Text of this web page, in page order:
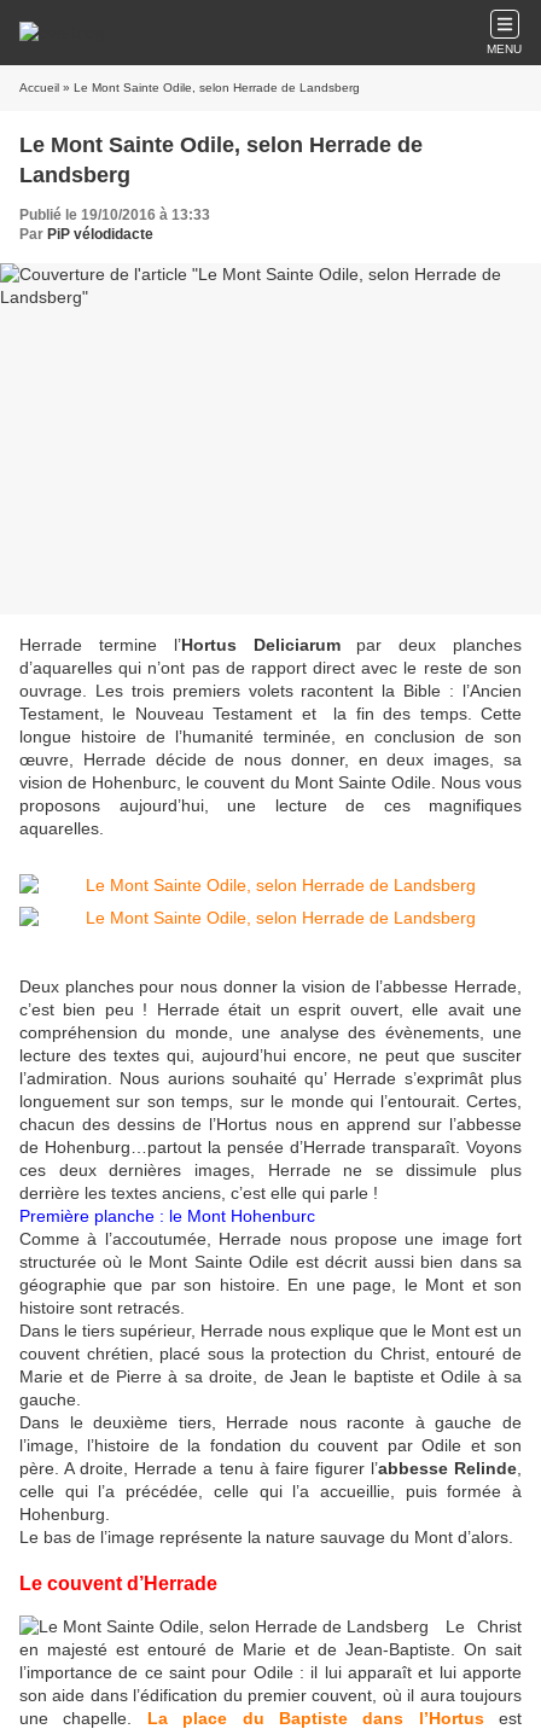
MENU
Accueil » Le Mont Sainte Odile, selon Herrade de Landsberg
Le Mont Sainte Odile, selon Herrade de
Landsberg
Publié le 19/10/2016 à 13:33
Par PiP vélodidacte
Herrade termine l’Hortus Deliciarumpar deux planches
d’aquarelles qui n’ont pas de rapport direct avec le reste de son
ouvrage. Les trois premiers volets racontent la Bible : l’Ancien
Testament, le Nouveau Testament et la fin des temps. Cette
longue histoire de l’humanité terminée, en conclusion de son
œuvre, Herrade décide de nous donner, en deux images, sa
vision de Hohenburc, le couvent du Mont Sainte Odile. Nous vous
proposons aujourd’hui, une lecture de ces magnifiques
aquarelles.
Deux planches pour nous donner la vision de l’abbesse Herrade,
c’est bien peu ! Herrade était un esprit ouvert, elle avait une
compréhension du monde, une analyse des évènements, une
lecture des textes qui, aujourd’hui encore, ne peut que susciter
l’admiration. Nous aurions souhaité qu’ Herrade s’exprimât plus
longuement sur son temps, sur le monde qui l’entourait. Certes,
chacun des dessins de l’Hortus nous en apprend sur l’abbesse
de Hohenburg…partout la pensée d’Herrade transparaît. Voyons
ces deux dernières images, Herrade ne se dissimule plus
derrière les textes anciens, c’est elle qui parle !
Première planche : le Mont Hohenburc
Comme à l’accoutumée, Herrade nous propose une image fort
structurée où le Mont Sainte Odile est décrit aussi bien dans sa
géographie que par son histoire. En une page, le Mont et son
histoire sont retracés.
Dans le tiers supérieur, Herrade nous explique que le Mont est un
couvent chrétien, placé sous la protection du Christ, entouré de
Marie et de Pierre à sa droite, de Jean le baptiste et Odile à sa
gauche.
Dans le deuxième tiers, Herrade nous raconte à gauche de
l’image, l’histoire de la fondation du couvent par Odile et son
père. A droite, Herrade a tenu à faire figurer l’abbesse Relinde
celle qui l’a précédée, celle qui l’a accueillie, puis formée à
Hohenburg.
Le bas de l’image représente la nature sauvage du Mont d’alors.
Le couvent d’Herrade
Le Christ
en majesté est entouré de Marie et de Jean-Baptiste. On sait
l’importance de ce saint pour Odile : il lui apparaît et lui apporte
son aide dans l’édification du premier couvent, où il aura toujours
une chapelle.
La place du Baptiste dans l’Hortusest